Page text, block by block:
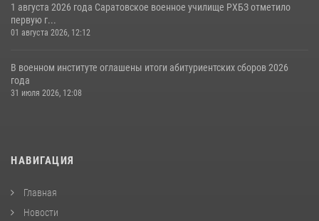
1 августа 2026 года Саратовское военное училище РХБЗ отметило
первую г...
01 августа 2026, 12:12
В военном институте оглашены итоги абитуриентских сборов 2026
года
31 июля 2026, 12:08
НАВИГАЦИЯ
Главная
Новости